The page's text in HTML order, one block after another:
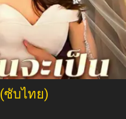
(ซับไทย)